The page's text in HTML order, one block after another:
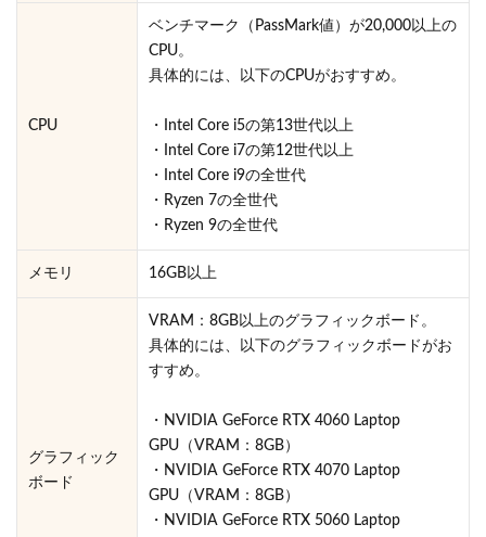
CPU
ベンチマーク（PassMark値）が20,000以上の
CPU。
具体的には、以下のCPUがおすすめ。
・Intel Core i5の第13世代以上
・Intel Core i7の第12世代以上
・Intel Core i9の全世代
・Ryzen 7の全世代
・Ryzen 9の全世代
メモリ 16GB以上
グラフィック
ボード
VRAM：8GB以上のグラフィックボード。
具体的には、以下のグラフィックボードがお
すすめ。
・NVIDIA GeForce RTX 4060 Laptop
GPU（VRAM：8GB）
・NVIDIA GeForce RTX 4070 Laptop
GPU（VRAM：8GB）
・NVIDIA GeForce RTX 5060 Laptop